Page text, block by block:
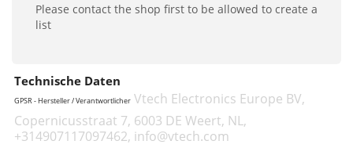
Please contact the shop first to be allowed to create a
list
Technische Daten
GPSR - Hersteller / Verantwortlicher Vtech Electronics Europe BV,
Copernicusstraat 7, 6003 DE Weert, NL,
+314907117097462, info@vtech.com